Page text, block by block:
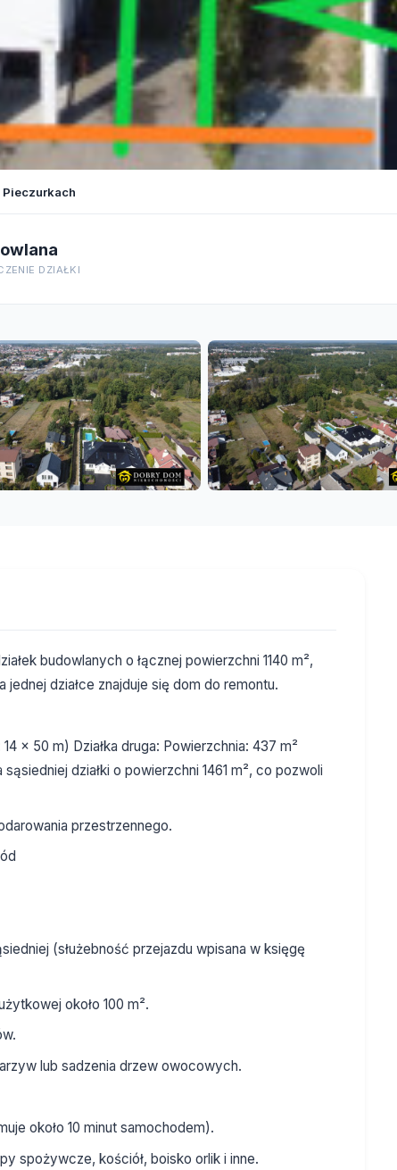
Pieczurkach
DZIAŁKI
budowlanych o łącznej powierzchni 1140 m²,
jednej działce znajduje się dom do remontu.
x 50 m) Działka druga: Powierzchnia: 437 m²
działki o powierzchni 1461 m², co pozwoli
przestrzennego.
(służebność przejazdu wpisana w księgę
około 100 m².
lub sadzenia drzew owocowych.
około 10 minut samochodem).
spożywcze, kościół, boisko orlik i inne.